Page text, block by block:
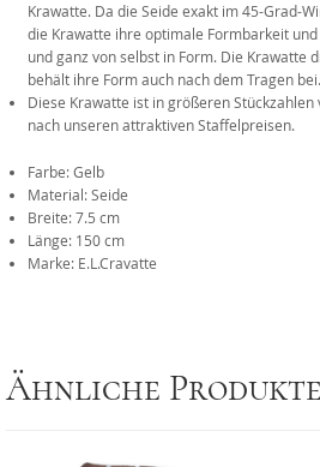
Krawatte. Da die Seide exakt im 45-Grad-
die Krawatte ihre optimale Formbarkeit
und ganz von selbst in Form. Die Krawatte
behält ihre Form auch nach dem Tragen bei.
Diese Krawatte ist in größeren
nach unseren attraktiven Staffelpreisen.
Farbe: Gelb
Material: Seide
Breite: 7.5 cm
Länge: 150 cm
Marke: E.L.Cravatte
Ähnliche Produkte